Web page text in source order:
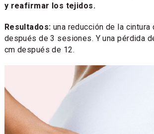
y reafirmar los tejidos.
Resultados: una reducción de la cintura
después de 3 sesiones. Y una pérdida
cm después de 12.